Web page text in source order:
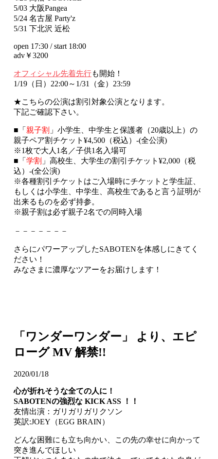
5/03 大阪Pangea
5/24 名古屋 Party'z
5/31 下北沢 近松
open 17:30 / start 18:00
adv￥3200
オフィシャル先着先行も開始！
1/19（日）22:00～1/31（金）23:59
★こちらの公演は割引対象公演となります。
下記ご確認下さい。
■「 親子割 」小学生、中学生と保護者（20歳以上）の
親子ペア割チケット¥4,500（税込）-(全公演)
※1枚で大人1名／子供1名入場可
■「 学割 」高校生、大学生の割引チケット¥2,000（税
込）-(全公演)
※各種割引チケットはご入場時にチケットと学生証、
もしくは小学生、中学生、高校生であると言う証明が
出来るものを必ず持参。
※親子割は必ず親子2名での同時入場
－－－－－－－
さらにパワーアップしたSABOTENを体感しにきてく
ださい！
みなさまに濃厚なツアーをお届けします！
「ワンダーワンダー」 より、エピ
ローグ MV 解禁!!
2020/01/18
心が折れそうな全ての人に！
SABOTENの強烈な KICK ASS ！！
友情出演：ガリガリガリクソン
英訳:JOEY（EGG BRAIN）
どんな困難にも立ち向かい、この先の幸せに向かって
突き進んでほしい